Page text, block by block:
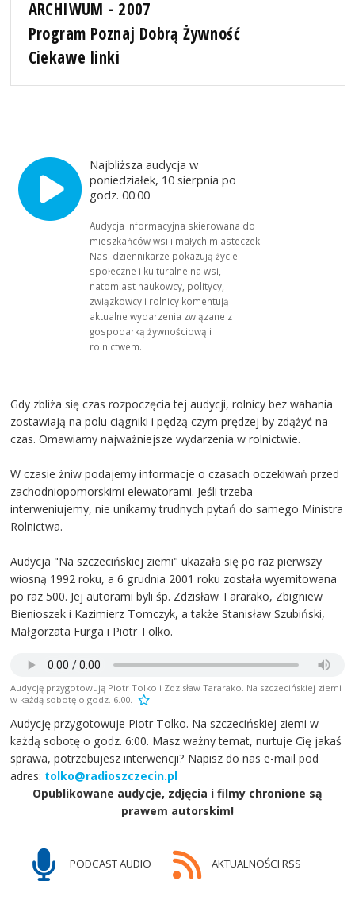
ARCHIWUM - 2007
Program Poznaj Dobrą Żywność
Ciekawe linki
Najbliższa audycja w
poniedziałek, 10 sierpnia po
godz. 00:00
Audycja informacyjna skierowana do
mieszkańców wsi i małych miasteczek.
Nasi dziennikarze pokazują życie
społeczne i kulturalne na wsi,
natomiast naukowcy, politycy,
związkowcy i rolnicy komentują
aktualne wydarzenia związane z
gospodarką żywnościową i
rolnictwem.
Gdy zbliża się czas rozpoczęcia tej audycji, rolnicy bez wahania
zostawiają na polu ciągniki i pędzą czym prędzej by zdążyć na
czas. Omawiamy najważniejsze wydarzenia w rolnictwie.
W czasie żniw podajemy informacje o czasach oczekiwań przed
zachodniopomorskimi elewatorami. Jeśli trzeba -
interweniujemy, nie unikamy trudnych pytań do samego Ministra
Rolnictwa.
Audycja "Na szczecińskiej ziemi" ukazała się po raz pierwszy
wiosną 1992 roku, a 6 grudnia 2001 roku została wyemitowana
po raz 500. Jej autorami byli śp. Zdzisław Tararako, Zbigniew
Bienioszek i Kazimierz Tomczyk, a także Stanisław Szubiński,
Małgorzata Furga i Piotr Tolko.
Audycję przygotowują Piotr Tolko i Zdzisław Tararako. Na szczecińskiej ziemi
w każdą sobotę o godz. 6.00.
Audycję przygotowuje Piotr Tolko. Na szczecińskiej ziemi w
każdą sobotę o godz. 6:00. Masz ważny temat, nurtuje Cię jakaś
sprawa, potrzebujesz interwencji? Napisz do nas e-mail pod
adres: tolko@radioszczecin.pl
Opublikowane audycje, zdjęcia i filmy chronione są
prawem autorskim!
PODCAST AUDIO AKTUALNOŚCI RSS